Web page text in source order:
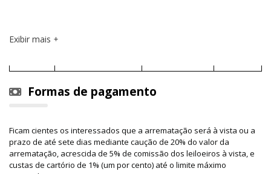
Exibir mais
Formas de pagamento
Ficam cientes os interessados que a arrematação será à vista ou a
prazo de até sete dias mediante caução de 20% do valor da
arrematação, acrescida de 5% de comissão dos leiloeiros à vista, e
custas de cartório de 1% (um por cento) até o limite máximo